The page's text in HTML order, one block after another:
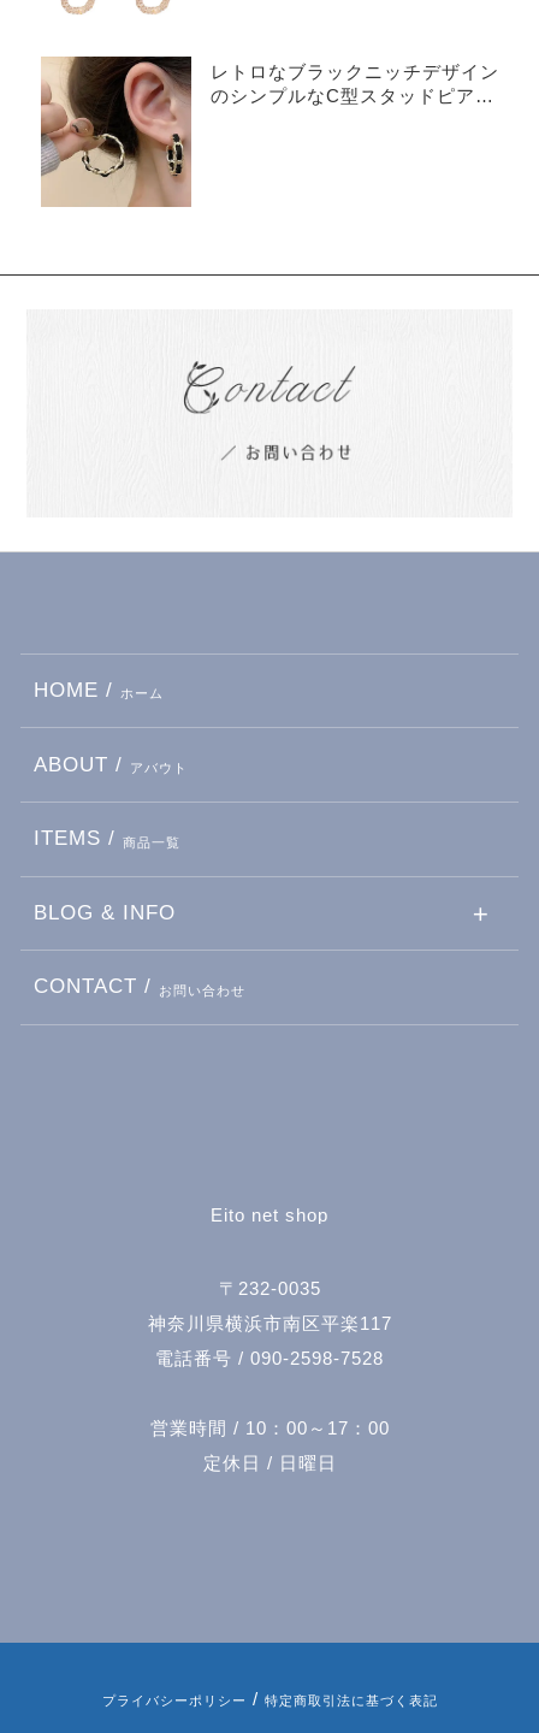
レトロなブラックニッチデザイン
のシンプルなC型スタッドピア
Eito net shop
〒232-0035
神奈川県横浜市南区平楽117
電話番号 / 090-2598-7528
営業時間 / 10：00～17：00
定休日 / 日曜日
HOME / ホーム
ABOUT / アバウト
ITEMS / 商品一覧
BLOG & INFO
CONTACT / お問い合わせ
プライバシーポリシー / 特定商取引法に基づく表記